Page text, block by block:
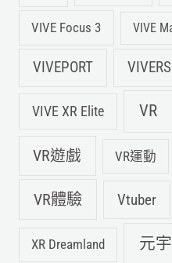
VIVE Focus 3 VIVE
VIVEPORT
VIVE XR Elite VR
VR遊戲 VR運動
VR體驗 Vtuber
XR Dreamland 元